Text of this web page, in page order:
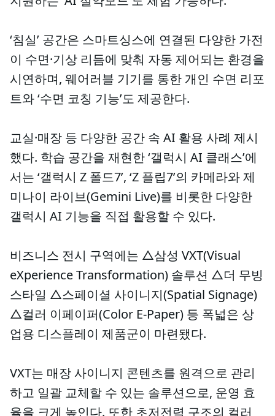
‘침실’ 공간은 스마트싱스에 연결된 다양한 가전
이 수면·기상 리듬에 맞춰 자동 제어되는 환경을
시연하며, 웨어러블 기기를 통한 개인 수면 리포
트와 ‘수면 코칭 기능’도 제공한다.
교실·매장 등 다양한 공간 속 AI 활용 사례 제시
했다. 학습 공간을 재현한 ‘갤럭시 AI 클래스’에
서는 ‘갤럭시 Z 폴드7’, ‘Z 플립7’의 카메라와 제
미나이 라이브(Gemini Live)를 비롯한 다양한
갤럭시 AI 기능을 직접 활용할 수 있다.
비즈니스 전시 구역에는 △삼성 VXT(Visual
eXperience Transformation) 솔루션 △더 무빙
스타일 △스페이셜 사이니지(Spatial Signage)
△컬러 이페이퍼(Color E-Paper) 등 폭넓은 상
업용 디스플레이 제품군이 마련됐다.
VXT는 매장 사이니지 콘텐츠를 원격으로 관리
하고 일괄 교체할 수 있는 솔루션으로, 운영 효
율을 크게 높인다. 또한 초저전력 구조의 컬러